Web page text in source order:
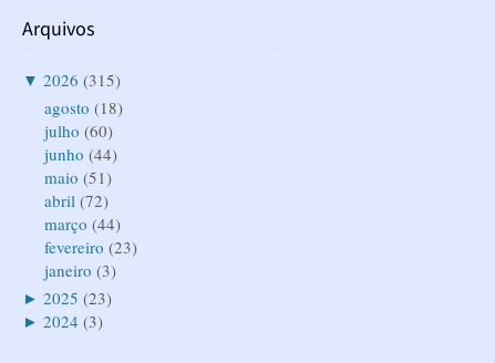
Arquivos
▼ 2026 (315)
agosto (18)
julho (60)
junho (44)
maio (51)
abril (72)
março (44)
fevereiro (23)
janeiro (3)
► 2025 (23)
► 2024 (3)